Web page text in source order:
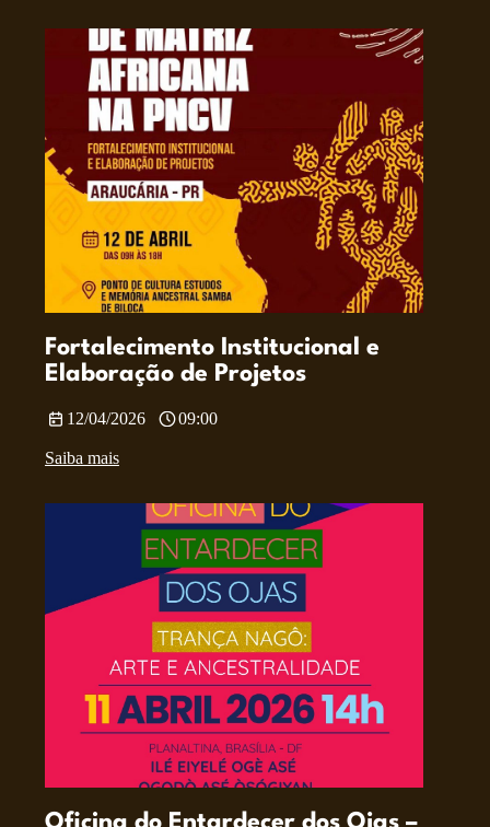
Fortalecimento Institucional e
Elaboração de Projetos
12/04/2026 09:00
Saiba mais